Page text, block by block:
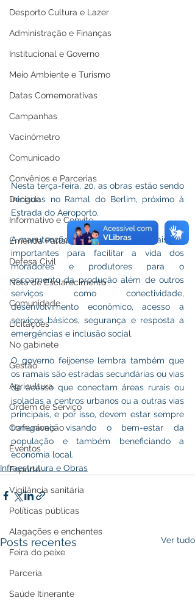
Desporto Cultura e Lazer
Administração e Finanças
Institucional e Governo
Meio Ambiente e Turismo
Datas Comemorativas
Campanhas
Vacinômetro
Comunicado
Convênios e Parcerias
Dengue
Informativo e Convite
Emenda Parlamentar
Defesa Civil
Nota de Esclarecimento
Comunidade
Licitações
No gabinete
Gestão
Agricultura
Ordem de Serviço
Comunicação
Eventos
Esporte
Vigilância sanitária
Políticas públicas
Alagações e enchentes
Feira do peixe
Parceria
Saúde Itinerante
Nesta terça-feira, 20, as obras estão sendo
iniciadas no Ramal do Berlim, próximo à
Estrada do Aeroporto.
A manutenção e reabertura dos ramais são
importantes para facilitar a vida dos
moradores e produtores para o
escoamento da produção além de outros
serviços como conectividade,
desenvolvimento econômico, acesso a
serviços básicos, segurança e resposta a
emergências e inclusão social.
O governo feijoense lembra também que
os ramais são estradas secundárias ou vias
de acesso que conectam áreas rurais ou
isoladas a centros urbanos ou a outras vias
principais, e por isso, devem estar sempre
trafegáveis visando o bem-estar da
população e também beneficiando a
economia local.
Infraestrutura e Obras
Posts recentes Ver tudo